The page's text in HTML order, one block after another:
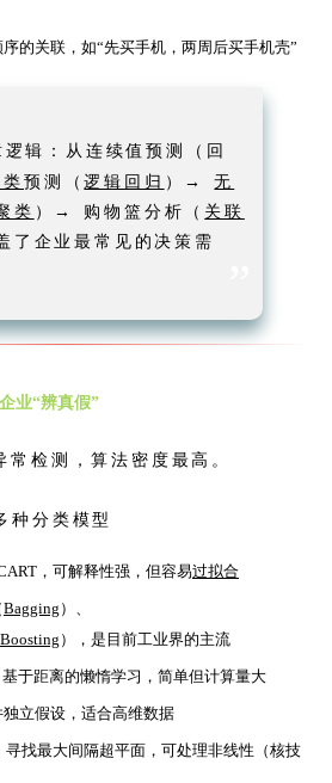
的关联，如“先买手机，两周后买手机壳”
逻辑：从连续值预测（回
类预测（逻辑回归 ）→无
类 ）→ 购物篮分析（ 关联
了企业最常见的决策需
业“辨真假”
常检测，算法密度最高。
种分类模型
，可解释性强，但容易过拟合
Bagging ）、
Boosting ），是目前工业界的主流
基于距离的懒惰学习，简单但计算量大
立假设，适合高维数据
寻找最大间隔超平面，可处理非线性（核技